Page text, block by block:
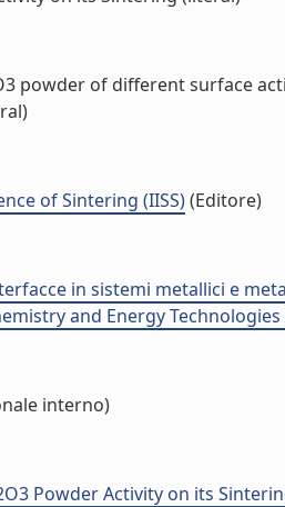
powder of different surface
of Sintering (IISS)(Editore)
in sistemi metallici e
and Energy Technologies
interno)
Powder Activity on its